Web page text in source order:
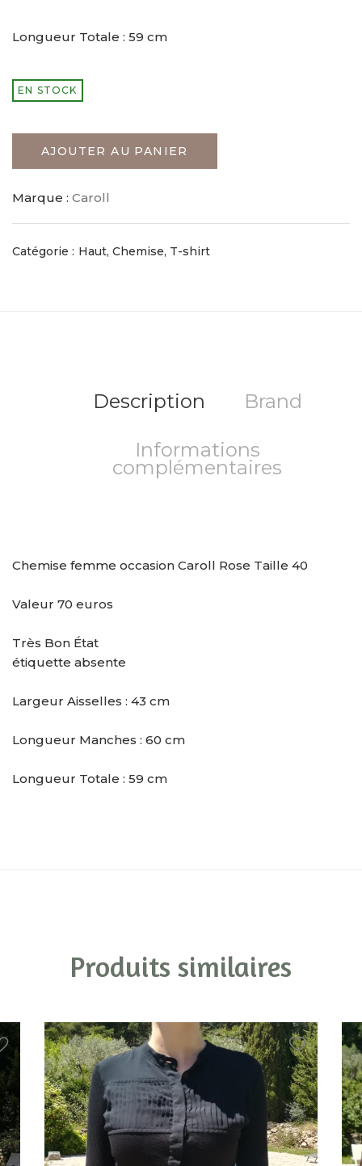
Longueur Totale : 59 cm
EN STOCK
AJOUTER AU PANIER
Marque : Caroll
Catégorie : Haut, Chemise, T-shirt
Description Brand
Informations
complémentaires
Chemise femme occasion Caroll Rose Taille 40
Valeur 70 euros
Très Bon État
étiquette absente
Largeur Aisselles : 43 cm
Longueur Manches : 60 cm
Longueur Totale : 59 cm
Produits similaires